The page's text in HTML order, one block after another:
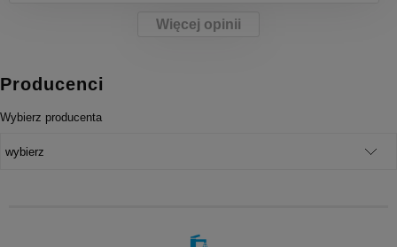
Więcej opinii
Producenci
Wybierz producenta